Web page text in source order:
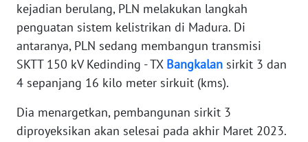
kejadian berulang, PLN melakukan langkah
penguatan sistem kelistrikan di Madura. Di
antaranya, PLN sedang membangun transmisi
SKTT 150 kV Kedinding - TX Bangkalan sirkit 3 dan
4 sepanjang 16 kilo meter sirkuit (kms).
Dia menargetkan, pembangunan sirkit 3
diproyeksikan akan selesai pada akhir Maret 2023.
BENGKULU
WN
LAMPUNG
JATENG